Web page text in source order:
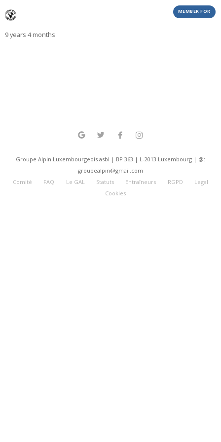
MEMBER FOR
9 years 4 months
Groupe Alpin Luxembourgeois asbl | BP 363 | L-2013 Luxembourg | @:
groupealpin@gmail.com
Comité
FAQ Le GAL Statuts Entraîneurs RGPD
Legal
Cookies